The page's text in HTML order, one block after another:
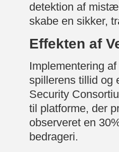
detektion af
skabe en sikker,
Effekten af
Implementering
spillerens tillid og
Security
til platforme, der
observeret en
bedrageri.